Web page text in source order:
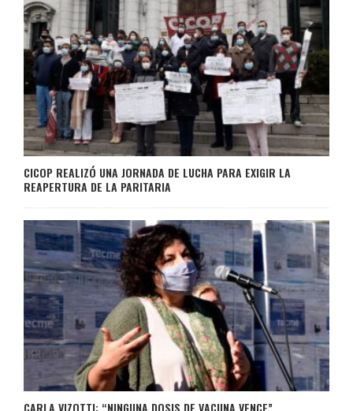
CICOP REALIZÓ UNA JORNADA DE LUCHA PARA EXIGIR LA
REAPERTURA DE LA PARITARIA